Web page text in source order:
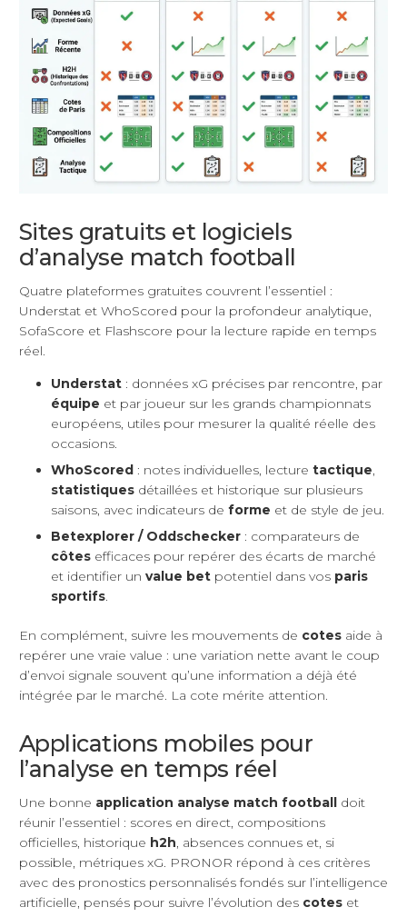
Sites gratuits et logiciels
d’analyse match football
Quatre plateformes gratuites couvrent l’essentiel :
Understat et WhoScored pour la profondeur analytique,
SofaScore et Flashscore pour la lecture rapide en temps
réel.
Understat : données xG précises par rencontre, par
équipe et par joueur sur les grands championnats
européens, utiles pour mesurer la qualité réelle des
occasions.
WhoScored : notes individuelles, lecture tactique,
statistiques détaillées et historique sur plusieurs
saisons, avec indicateurs de forme et de style de jeu.
Betexplorer / Oddschecker : comparateurs de
côtes efficaces pour repérer des écarts de marché
et identifier un value bet potentiel dans vos paris
sportifs.
En complément, suivre les mouvements de cotes aide à
repérer une vraie value : une variation nette avant le coup
d’envoi signale souvent qu’une information a déjà été
intégrée par le marché. La cote mérite attention.
Applications mobiles pour
l’analyse en temps réel
Une bonne application analyse match football doit
réunir l’essentiel : scores en direct, compositions
officielles, historique h2h, absences connues et, si
possible, métriques xG. PRONOR répond à ces critères
avec des pronostics personnalisés fondés sur l’intelligence
artificielle, pensés pour suivre l’évolution des cotes et